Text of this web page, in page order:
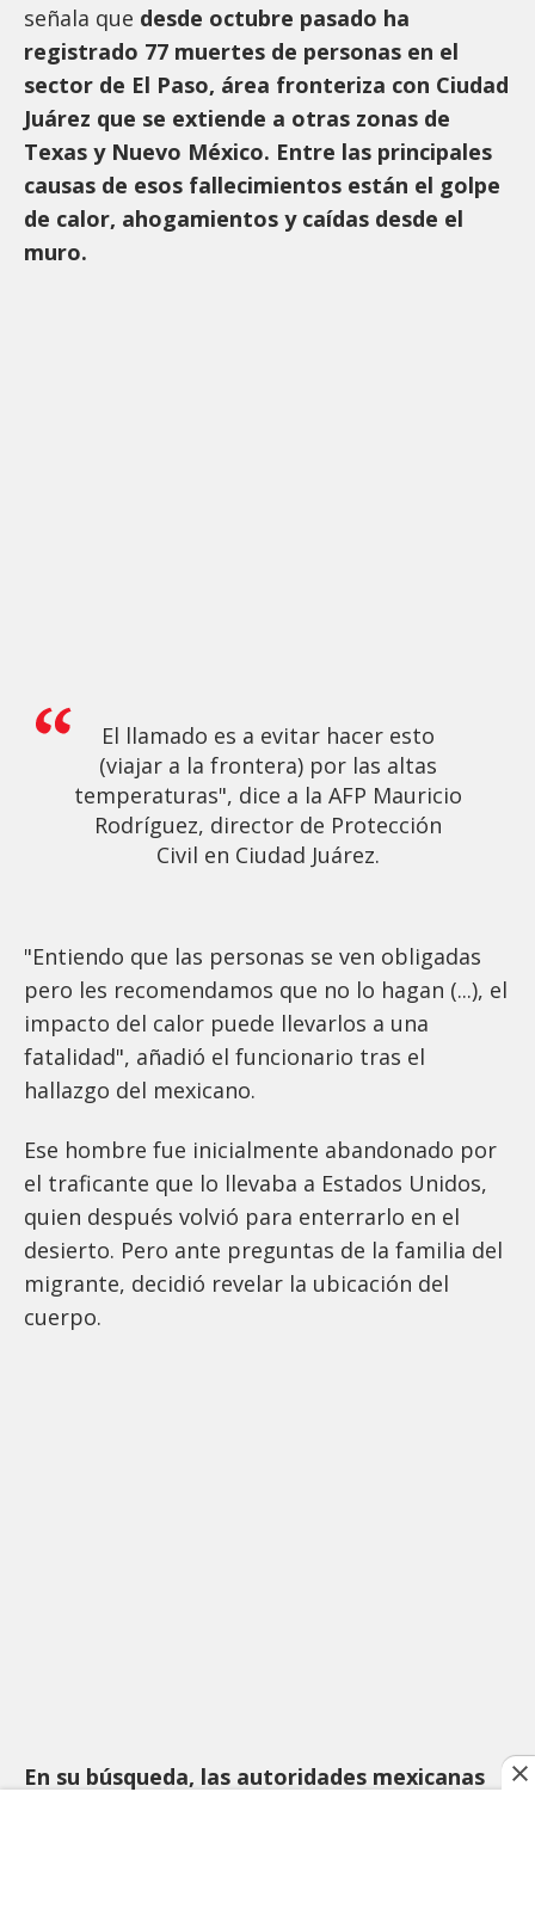
señala que desde octubre pasado ha
registrado 77 muertes de personas en el
sector de El Paso, área fronteriza con Ciudad
Juárez que se extiende a otras zonas de
Texas y Nuevo México. Entre las principales
causas de esos fallecimientos están el golpe
de calor, ahogamientos y caídas desde el
muro.
El llamado es a evitar hacer esto
(viajar a la frontera) por las altas
temperaturas", dice a la AFP Mauricio
Rodríguez, director de Protección
Civil en Ciudad Juárez.
"Entiendo que las personas se ven obligadas
pero les recomendamos que no lo hagan (...), el
impacto del calor puede llevarlos a una
fatalidad", añadió el funcionario tras el
hallazgo del mexicano.
Ese hombre fue inicialmente abandonado por
el traficante que lo llevaba a Estados Unidos,
quien después volvió para enterrarlo en el
desierto. Pero ante preguntas de la familia del
migrante, decidió revelar la ubicación del
cuerpo.
En su búsqueda, las autoridades mexicanas